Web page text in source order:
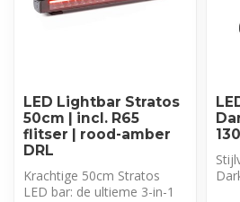
LED Lightbar Stratos
50cm | incl. R65
flitser | rood-amber
DRL
Krachtige 50cm Stratos
LED bar: de ultieme 3-in-1